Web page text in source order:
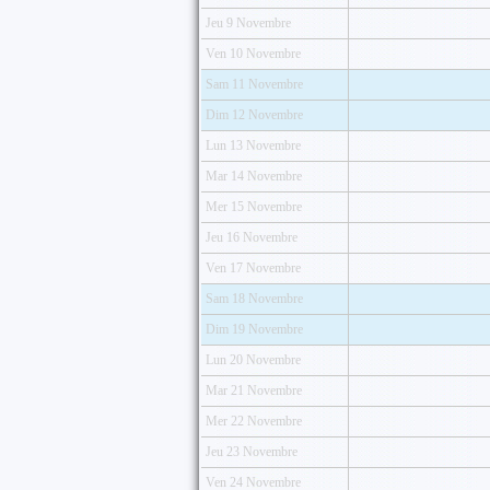
Jeu 9 Novembre
Ven 10 Novembre
Sam 11 Novembre
Dim 12 Novembre
Lun 13 Novembre
Mar 14 Novembre
Mer 15 Novembre
Jeu 16 Novembre
Ven 17 Novembre
Sam 18 Novembre
Dim 19 Novembre
Lun 20 Novembre
Mar 21 Novembre
Mer 22 Novembre
Jeu 23 Novembre
Ven 24 Novembre